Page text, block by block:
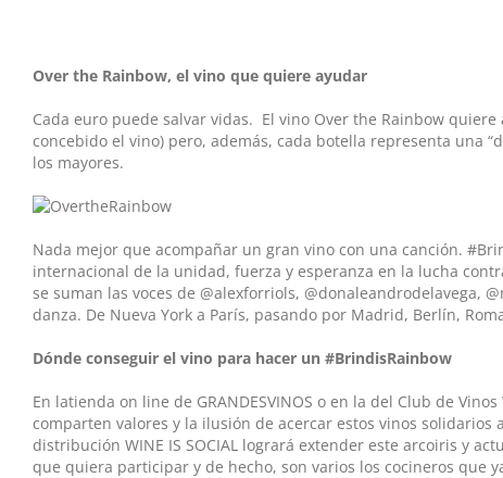
Over the Rainbow, el vino que quiere ayudar
Cada euro puede salvar vidas. ​ El vino ​Over the Rainbow
concebido el vino) pero, además, cada botella representa una
los mayores.
Nada mejor que acompañar un gran vino con una canción.
internacional de la unidad, fuerza y esperanza en la lucha
se suman las voces de ​@alexforriols​, ​@donaleandrodelavega​,
danza. De Nueva York a París, pasando por Madrid, Berlín,
Dónde conseguir el vino para hacer un ​#BrindisRainbow
En la​tienda on line de GRANDESVINOS o en la del Club de
comparten valores y la ilusión de acercar estos vinos solidarios
distribución WINE IS SOCIAL logrará extender este arcoiris y
que quiera participar y de hecho, son varios los cocineros que